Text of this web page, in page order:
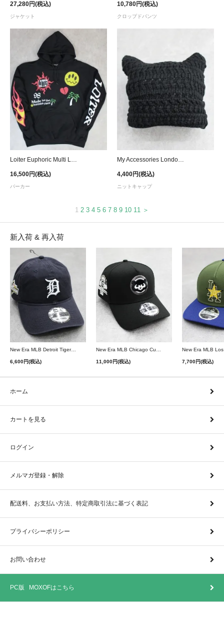
27,280円(税込)
ジャケット
10,780円(税込)
クロップドパンツ
16,500円(税込)
パーカー
4,400円(税込)
ニットキャップ
1 2 3 4 5 6 7 8 9 10 11 ＞
新入荷 & 再入荷
New Era MLB Detroit Tigers Postseason 9Twenty Strapback Cap - Navy
6,600円(税込)
New Era MLB Chicago Cubs 9Forty A-Frame Snapback Cap - Black
11,000円(税込) 7,700円(税込)
ホーム
カートを見る
ログイン
メルマガ登録・解除
配送料、お支払い方法、特定商取引法に基づく表記
プライバシーポリシー
お問い合わせ
PC版 MOXOFはこちら